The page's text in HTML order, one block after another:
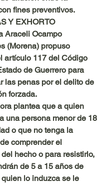
fines preventivos.
Y EXHORTO
Araceli Ocampo
(Morena) propuso
artículo 117 del Código
de Guerrero para
las penas por el delito de
forzada.
plantea que a quien
una persona menor de 18
o que no tenga la
comprender el
hecho o para resistirlo,
de 5 a 15 años de
lo induzca se le